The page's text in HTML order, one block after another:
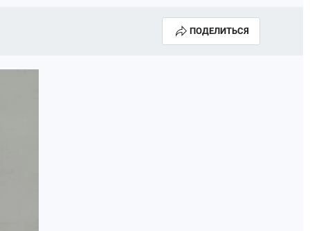
ПОДЕЛИТЬСЯ